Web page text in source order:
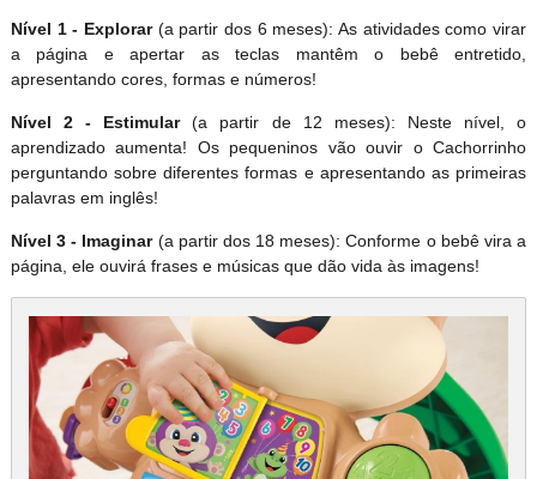
Nível 1 - Explorar (a partir dos 6 meses): As atividades como virar
a página e apertar as teclas mantêm o bebê entretido,
apresentando cores, formas e números!
Nível 2 - Estimular(a partir de 12 meses): Neste nível, o
aprendizado aumenta! Os pequeninos vão ouvir o Cachorrinho
perguntando sobre diferentes formas e apresentando as primeiras
palavras em inglês!
Nível 3 - Imaginar(a partir dos 18 meses): Conforme o bebê vira a
página, ele ouvirá frases e músicas que dão vida às imagens!